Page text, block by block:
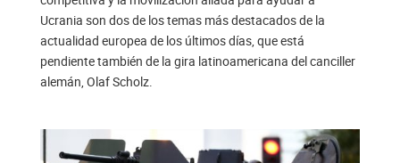
Ucrania son dos de los temas más destacados de la
actualidad europea de los últimos días, que está
pendiente también de la gira latinoamericana del canciller
alemán, Olaf Scholz.